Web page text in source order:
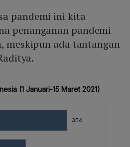
pandemi ini kita
penanganan pandemi
meskipun ada tantangan